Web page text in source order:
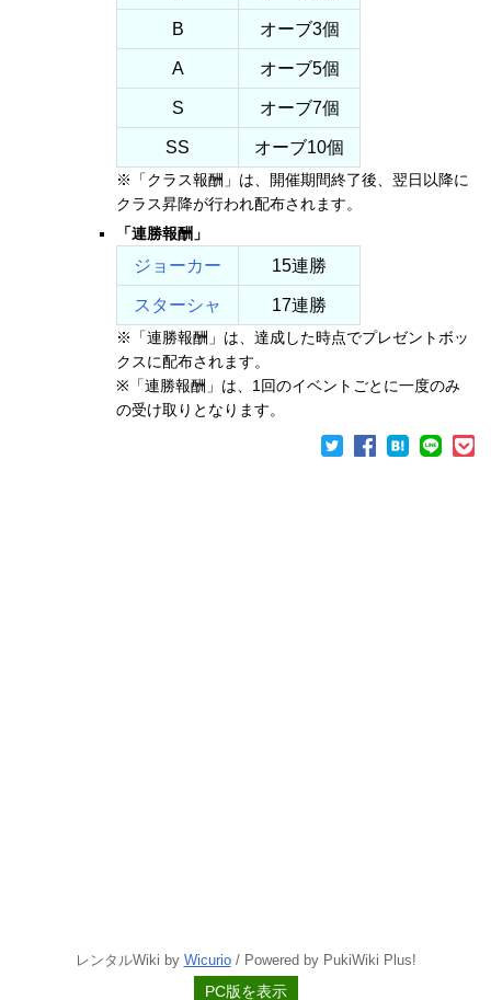
B オーブ3個
A オーブ5個
S オーブ7個
SS オーブ10個
※「クラス報酬」は、開催期間終了後、翌日以降に
クラス昇降が行われ配布されます。
「連勝報酬」
ジョーカー 15連勝
スターシャ 17連勝
※「連勝報酬」は、達成した時点でプレゼントボッ
クスに配布されます。
※「連勝報酬」は、1回のイベントごとに一度のみ
の受け取りとなります。
レンタルWiki by Wicurio/ Powered by PukiWiki Plus!
PC版を表示